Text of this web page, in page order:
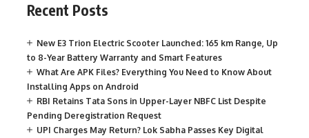
Recent Posts
New E3 Trion Electric Scooter Launched: 165 km Range, Up
to 8-Year Battery Warranty and Smart Features
What Are APK Files? Everything You Need to Know About
Installing Apps on Android
RBI Retains Tata Sons in Upper-Layer NBFC List Despite
Pending Deregistration Request
UPI Charges May Return? Lok Sabha Passes Key Digital